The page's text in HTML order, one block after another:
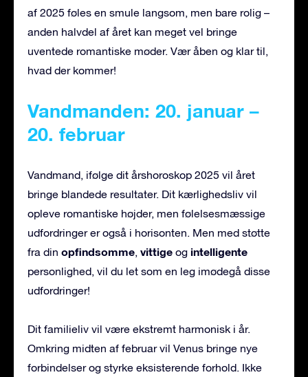
af 2025 føles en smule langsom, men bare rolig –
anden halvdel af året kan meget vel bringe
uventede romantiske møder. Vær åben og klar til,
hvad der kommer!
Vandmanden: 20. januar –
20. februar
Vandmand, ifølge dit årshoroskop 2025 vil året
bringe blandede resultater. Dit kærlighedsliv vil
opleve romantiske højder, men følelsesmæssige
udfordringer er også i horisonten. Men med støtte
fra din opfindsomme, vittige og intelligente
personlighed, vil du let som en leg imødegå disse
udfordringer!
Dit familieliv vil være ekstremt harmonisk i år.
Omkring midten af februar vil Venus bringe nye
forbindelser og styrke eksisterende forhold. Ikke